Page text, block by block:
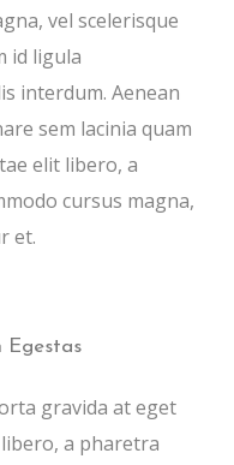
vel scelerisque
id ligula
interdum. Aenean
sem lacinia quam
elit libero, a
cursus magna,
et.
Egestas
gravida at eget
a pharetra